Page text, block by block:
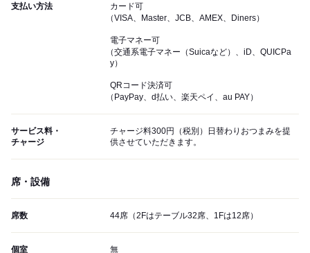
支払い方法
カード可
（VISA、Master、JCB、AMEX、Diners）
電子マネー可
（交通系電子マネー（Suicaなど）、iD、QUICPa
y）
QRコード決済可
（PayPay、d払い、楽天ペイ、au PAY）
サービス料・
チャージ
チャージ料300円（税別）日替わりおつまみを提
供させていただきます。
席・設備
席数 44席（2Fはテーブル32席、1Fは12席）
個室 無